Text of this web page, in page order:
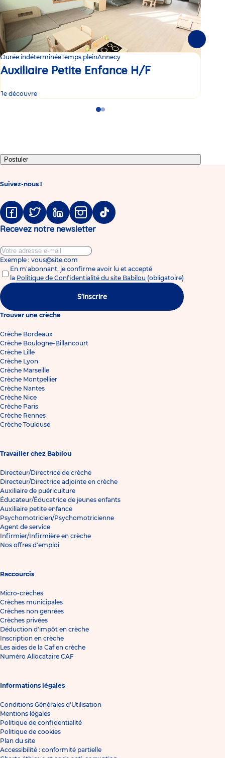
Durée indéterminéeTemps pleinAnnecy
Auxiliaire Petite Enfance H/F
Je découvre
GoGo
Postuler
Suivez-nous !
FacebookTwitter LinkedinInstagramTiktok
Recevez notre newsletter
Exemple : vous@site.com
En m'abonnant, je confirme avoir lu et accepté
la Politique de Confidentialité du site Babilou (obligatoire)
S'inscrire
Trouver une crèche
Crèche Bordeaux
Crèche Boulogne-Billancourt
Crèche Lille
Crèche Lyon
Crèche Marseille
Crèche Montpellier
Crèche Nantes
Crèche Nice
Crèche Paris
Crèche Rennes
Crèche Toulouse
Travailler chez Babilou
Directeur/Directrice de crèche
Directeur/Directrice adjointe en crèche
Auxiliaire de puériculture
Éducateur/Éducatrice de jeunes enfants
Auxiliaire petite enfance
Psychomotricien/Psychomotricienne
Agent de service
Infirmier/Infirmière en crèche
Nos offres d'emploi
Raccourcis
Micro-crèches
Crèches municipales
Crèches non genrées
Crèches privées
Déduction d'impôt en crèche
Inscription en crèche
Les aides de la Caf en crèche
Numéro Allocataire CAF
Informations légales
Conditions Générales d'Utilisation
Mentions légales
Politique de confidentialité
Politique de cookies
Plan du site
Accessibilité : conformité partielle